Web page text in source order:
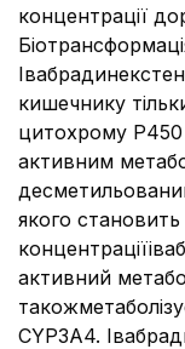
концентрації
кишечнику
цитохрому
активним
якого
активний
CYP3A4.